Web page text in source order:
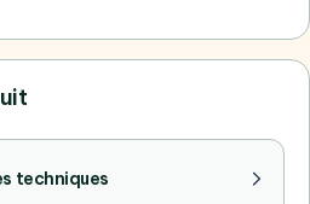
techniques